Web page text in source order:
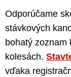
Odporúčame
stávkových
bohatý zoznam
kolesách.
vďaka